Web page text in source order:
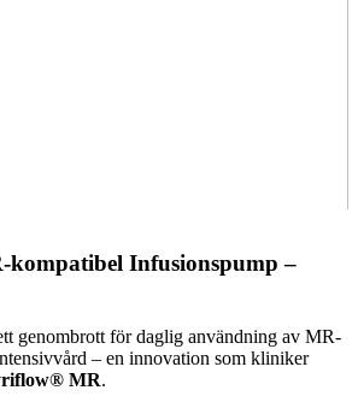
kompatibel Infusionspump –
genombrott för daglig användning av MR-
– en innovation som kliniker
MR.